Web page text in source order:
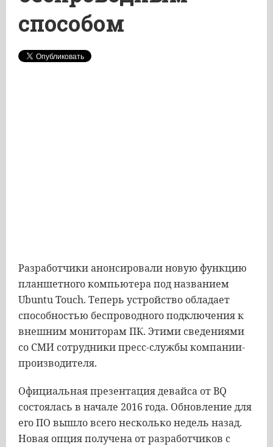
способом
Разработчики анонсировали новую функцию
планшетного компьютера под названием
Ubuntu Touch. Теперь устройство обладает
способностью беспроводного подключения к
внешним мониторам ПК. Этими сведениями
со СМИ сотрудники пресс-службы компании-
производителя.
Официальная презентация девайса от BQ
состоялась в начале 2016 года. Обновление для
его ПО вышло всего несколько недель назад.
Новая опция получена от разработчиков с